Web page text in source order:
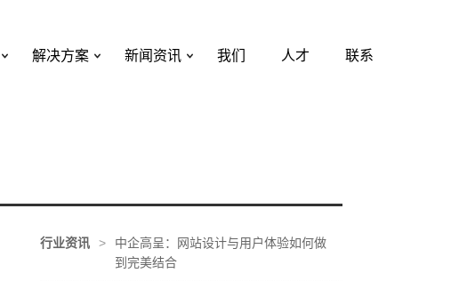
解决方案 新闻资讯 我们 人才 联系
行业资讯 >
中企高呈：网站设计与用户体验如何做
到完美结合